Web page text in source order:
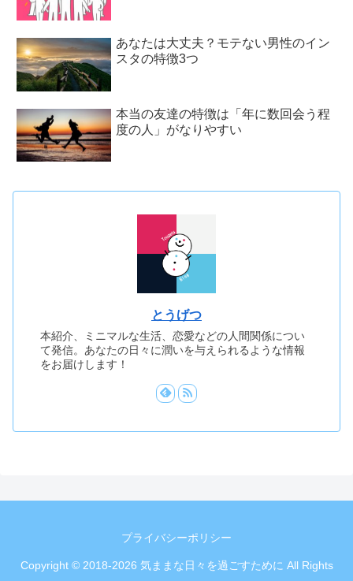
あなたは大丈夫？モテない男性のイン
スタの特徴3つ
本当の友達の特徴は「年に数回会う程
度の人」がなりやすい
とうげつ
本紹介、ミニマルな生活、恋愛などの人間関係につい
て発信。あなたの日々に潤いを与えられるような情報
をお届けします！
プライバシーポリシー
Copyright © 2018-2026 気ままな日々を過ごすために All Rights